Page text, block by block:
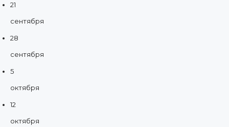
21
сентября
28
сентября
5
октября
12
октября